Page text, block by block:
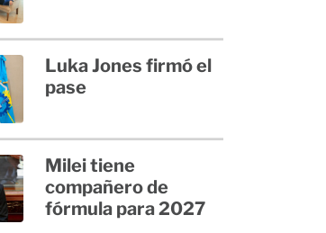
Luka Jones firmó el
pase
Milei tiene
compañero de
fórmula para 2027